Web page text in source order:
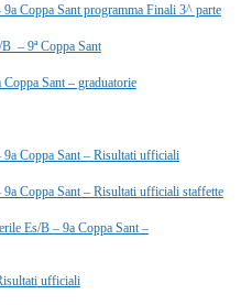
Coppa Sant programma Finali 3^ parte
– 9ª Coppa Sant
Sant – graduatorie
Coppa Sant – Risultati ufficiali
Coppa Sant – Risultati ufficiali staffette
Es/B – 9a Coppa Sant –
ufficiali